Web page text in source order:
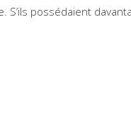
S’ils possédaient